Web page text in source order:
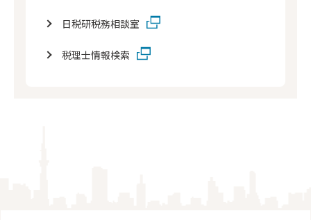
日税研税務相談室
税理士情報検索